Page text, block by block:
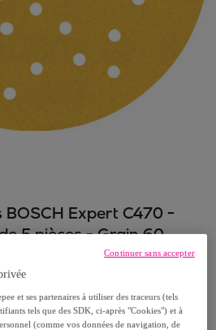
BOSCH Expert C470 -
5 pièces - Grain 60
BOSCH Expert
Boite de 5 pièces - Grain
et ses partenaires à utiliser des traceurs (tels
tels que des SDK, ci-après "Cookies") et à
(comme vos données de navigation, de
Continuer sans accepter